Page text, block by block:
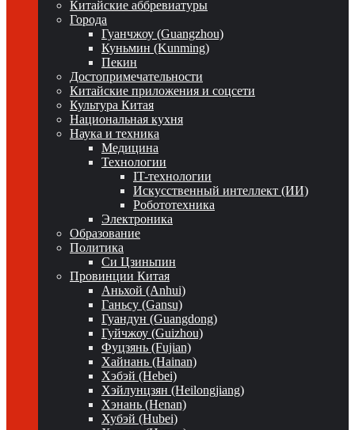
Китайские аббревиатуры
Города
Гуанчжоу (Guangzhou)
Куньмин (Kunming)
Пекин
Достопримечательности
Китайские приложения и соцсети
Культура Китая
Национальная кухня
Наука и техника
Медицина
Технологии
IT-технологии
Искусственный интеллект (ИИ)
Робототехника
Электроника
Образование
Политика
Си Цзиньпин
Провинции Китая
Аньхой (Anhui)
Ганьсу (Gansu)
Гуандун (Guangdong)
Гуйчжоу (Guizhou)
Фуцзянь (Fujian)
Хайнань (Hainan)
Хэбэй (Hebei)
Хэйлунцзян (Heilongjiang)
Хэнань (Henan)
Хубэй (Hubei)